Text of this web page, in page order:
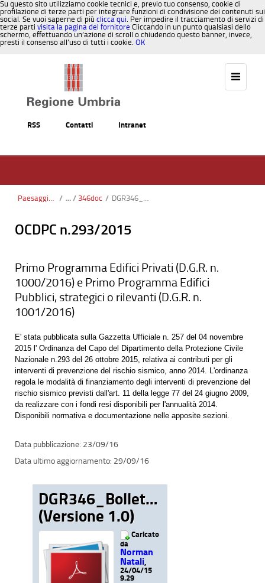
Su questo sito utilizziamo cookie tecnici e, previo tuo consenso, cookie di
profilazione di terze parti per integrare funzioni di condivisione dei contenuti sui
social. Se vuoi saperne di più clicca qui. Per impedire il tracciamento di servizi di
terze parti visita la pagina del fornitore Cliccando in un punto qualsiasi dello
schermo, effettuando un’azione di scroll o chiudendo questo banner, invece,
presti il consenso all’uso di tutti i cookie. OK
RSS Contatti Intranet
Paesaggio, Territorio, Urbanistica / 346doc / DGR346_Bollettino
OCDPC n.293/2015
Primo Programma Edifici Privati (D.G.R. n.
1000/2016) e Primo Programma Edifici
Pubblici, strategici o rilevanti (D.G.R. n.
1001/2016)
E' stata pubblicata sulla Gazzetta Ufficiale n. 257 del 04 novembre
2015 l' Ordinanza del Capo del Dipartimento della Protezione Civile
Nazionale n.293 del 26 ottobre 2015, relativa ai contributi per gli
interventi di prevenzione del rischio sismico, anno 2014. L'ordinanza
regola le modalità di finanziamento degli interventi di prevenzione del
rischio sismico previsti dall'art. 11 della legge 77 del 24 giugno 2009,
da realizzare con i fondi resi disponibili per l'annualità 2014.
Disponibili normativa e documentazione nelle apposite sezioni.
23/09/16
29/09/16
DGR346_Bollettino
(Versione 1.0)
Caricato
da
Norman
Natali
24/04/15
9.29